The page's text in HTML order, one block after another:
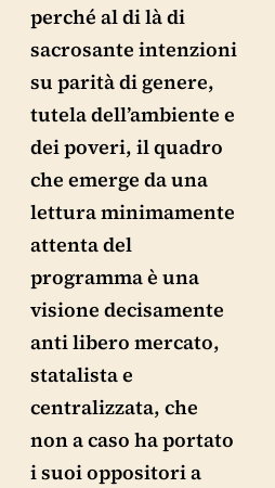
perché al di là di
sacrosante intenzioni
su parità di genere,
tutela dell’ambiente e
dei poveri, il quadro
che emerge da una
lettura minimamente
attenta del
programma è una
visione decisamente
anti libero mercato,
statalista e
centralizzata, che
non a caso ha portato
i suoi oppositori a